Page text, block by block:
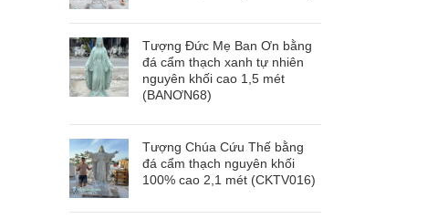
Tượng Đức Mẹ Ban Ơn bằng
đá cẩm thạch xanh tự nhiên
nguyên khối cao 1,5 mét
(BANƠN68)
Tượng Chúa Cứu Thế bằng
đá cẩm thạch nguyên khối
100% cao 2,1 mét (CKTV016)